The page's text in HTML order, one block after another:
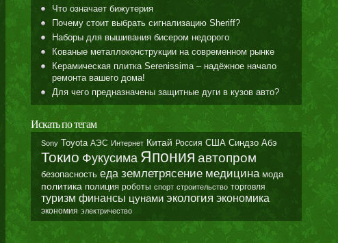
Что означает бижутерия
Почему стоит выбрать сигнализацию Sheriff?
Наборы для вышивания бисером недорого
Кованые металлоконструкции на современном рынке
Керамическая плитка Serenissima – надёжное начало
ремонта вашего дома!
Для чего предназначены защитные дуги в кузов авто?
Искать по тегам
Sony Toyota АЭС Интернет Китай Россия США Синдзо Абэ
Токио Фукусима Япония автопром
безопасность еда землетрясение медицина мода
политика полиция роботы спорт строительство торговля
туризм финансы цунами экология экономика
экономия электричество